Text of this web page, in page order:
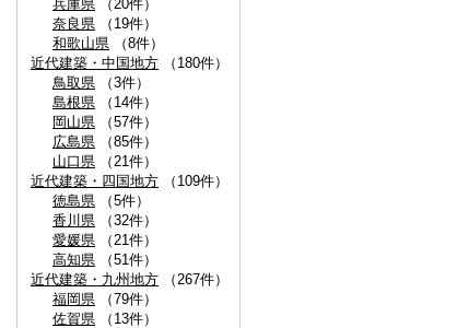
兵庫県 （20件）
奈良県 （19件）
和歌山県 （8件）
近代建築・中国地方 （180件）
鳥取県 （3件）
島根県 （14件）
岡山県 （57件）
広島県 （85件）
山口県 （21件）
近代建築・四国地方 （109件）
徳島県 （5件）
香川県 （32件）
愛媛県 （21件）
高知県 （51件）
近代建築・九州地方 （267件）
福岡県 （79件）
佐賀県 （13件）